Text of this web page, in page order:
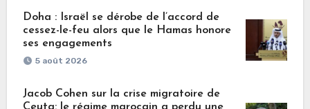
Doha : Israël se dérobe de l’accord de
cessez-le-feu alors que le Hamas honore
ses engagements
5 août 2026
Jacob Cohen sur la crise migratoire de
Ceuta: le régime marocain a perdu une